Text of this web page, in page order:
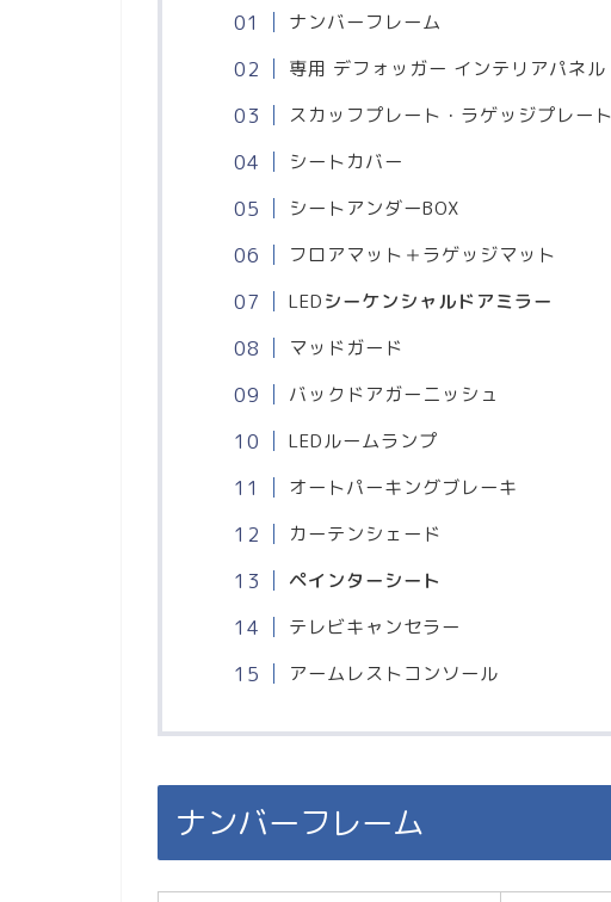
ナンバーフレーム
専用 デフォッガー インテリアパネル
スカッフプレート・ラゲッジプレート
シートカバー
シートアンダーBOX
フロアマット＋ラゲッジマット
LEDシーケンシャルドアミラー
マッドガード
バックドアガーニッシュ
LEDルームランプ
オートパーキングブレーキ
カーテンシェード
ペインターシート
テレビキャンセラー
アームレストコンソール
ナンバーフレーム